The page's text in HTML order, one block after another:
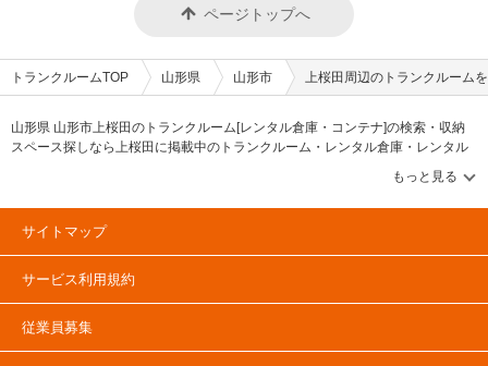
ページトップへ
トランクルームTOP 山形県 山形市 上桜田周辺のトランクルーム
山形県 山形市上桜田のトランクルーム[レンタル倉庫・コンテナ]の検索・収納
スペース探しなら上桜田に掲載中のトランクルーム・レンタル倉庫・レンタル
コンテナなどの収納スペースを、借りたい地域から探して、広さ・料金[賃料]・
セキュリティ・空調完備・24時間出し入れ可能などの希望条件で絞込み！豊富
な物件数から様々な方法でご希望の収納スペースを簡単に探せるトランクルー
ム情報サイトです。上桜田で気になるトランクルームを見つけたら、メールか
サイトマップ
サービス利用規約
従業員募集